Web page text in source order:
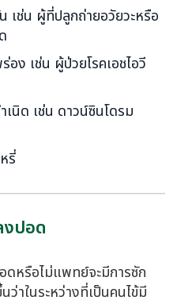
เช่น ผู้ที่ปลูกถ่ายอวัยวะหรือ
ง เช่น ผู้ป่วยโรคเอชไอวี
นิด เช่น ดาวน์ซินโดรม
รี่
งปอด
ดหรือไม่แพทย์จะมีการซัก
ว่าในระหว่างที่เป็นคนไข้มี